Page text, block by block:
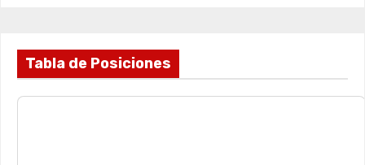
Tabla de Posiciones